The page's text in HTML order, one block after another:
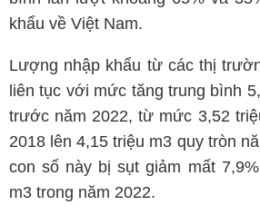
khẩu về Việt Nam.
Lượng nhập khẩu từ các thị
liên tục với mức tăng trung bình
trước năm 2022, từ mức 3,52
2018 lên 4,15 triệu m3 quy tròn
con số này bị sụt giảm mất
m3 trong năm 2022.